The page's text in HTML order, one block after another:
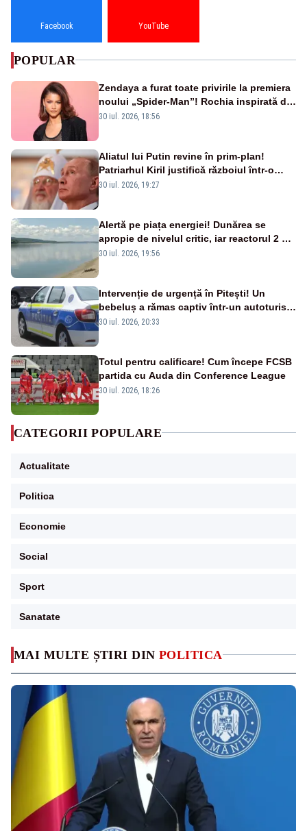
MAI MULTE ȘTIRI DIN POLITICA
Facebook YouTube
POPULAR
Zendaya a furat toate privirile la premiera
noului „Spider-Man”! Rochia inspirată de
pânza de păianjen a făcut senzație
30 iul. 2026, 18:56
Aliatul lui Putin revine în prim-plan!
Patriarhul Kiril justifică războiul într-o
nouă carte
30 iul. 2026, 19:27
Alertă pe piața energiei! Dunărea se
apropie de nivelul critic, iar reactorul 2 de
la Cernavodă ar putea fi oprit
30 iul. 2026, 19:56
Intervenție de urgență în Pitești! Un
bebeluș a rămas captiv într-un autoturism
din cauza unei defecțiuni
30 iul. 2026, 20:33
Totul pentru calificare! Cum începe FCSB
partida cu Auda din Conference League
30 iul. 2026, 18:26
CATEGORII POPULARE
Actualitate
Politica
Economie
Social
Sport
Sanatate